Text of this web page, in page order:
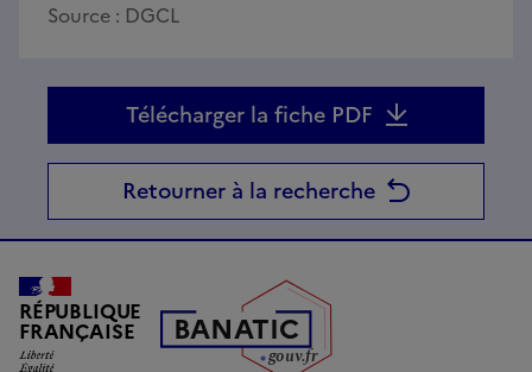
Source : DGCL
Télécharger la fiche PDF
Retourner à la recherche
RÉPUBLIQUE
FRANÇAISE BANATIC
gouv.fr